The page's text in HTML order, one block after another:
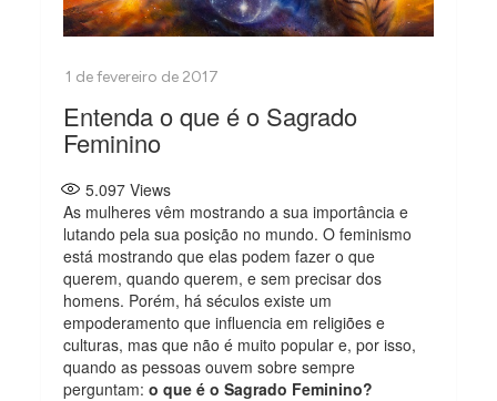
Entenda o que é o Sagrado
Feminino
5.097 Views
As mulheres vêm mostrando a sua importância e
lutando pela sua posição no mundo. O feminismo
está mostrando que elas podem fazer o que
querem, quando querem, e sem precisar dos
homens. Porém, há séculos existe um
empoderamento que influencia em religiões e
culturas, mas que não é muito popular e, por isso,
quando as pessoas ouvem sobre sempre
perguntam:o que é o Sagrado Feminino?